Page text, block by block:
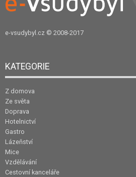
e-vsudybyl.cz © 2008-2017
KATEGORIE
Z domova
Ze světa
Doprava
Hotelnictví
Gastro
Lázeňství
Mice
Vzdělávání
Cestovní kanceláře